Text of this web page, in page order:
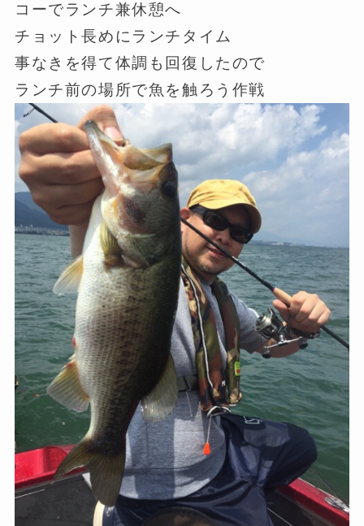
コーでランチ兼休憩へ
チョット長めにランチタイム
事なきを得て体調も回復したので
ランチ前の場所で魚を触ろう作戦